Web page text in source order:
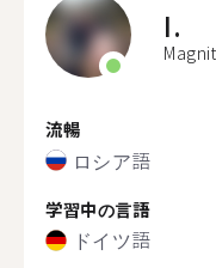
I.
流暢
ロシア語
学習中の言語
ドイツ語